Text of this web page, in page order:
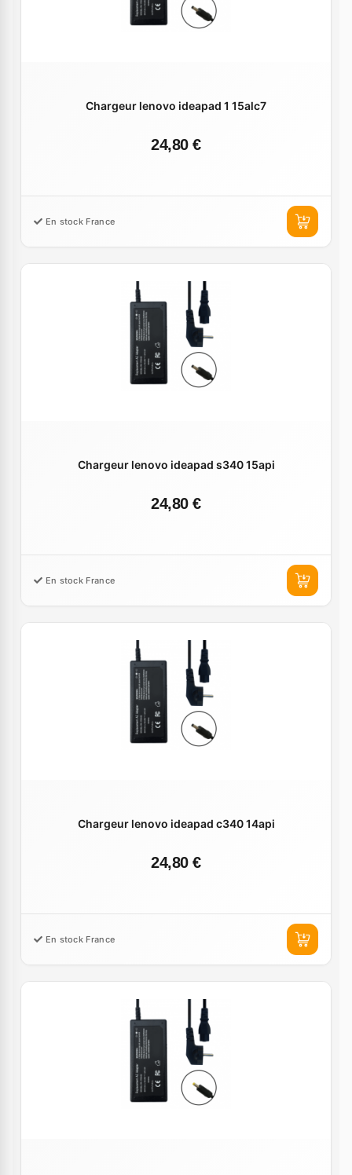
Chargeur lenovo ideapad 1 15alc7
24,80 €
En stock France
Chargeur lenovo ideapad s340 15api
24,80 €
En stock France
Chargeur lenovo ideapad c340 14api
24,80 €
En stock France